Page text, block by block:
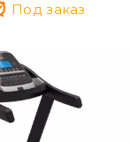
Под заказ